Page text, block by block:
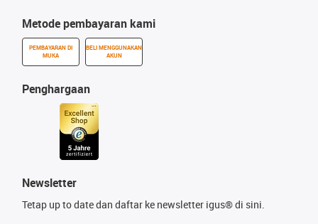
Metode pembayaran kami
PEMBAYARAN DI
MUKA
BELI MENGGUNAKAN
AKUN
Penghargaan
Newsletter
Tetap up to date dan daftar ke newsletter igus® di sini.